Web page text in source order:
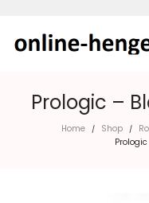
Prologic –
Home / Shop /